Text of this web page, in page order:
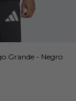
Grande - Negro